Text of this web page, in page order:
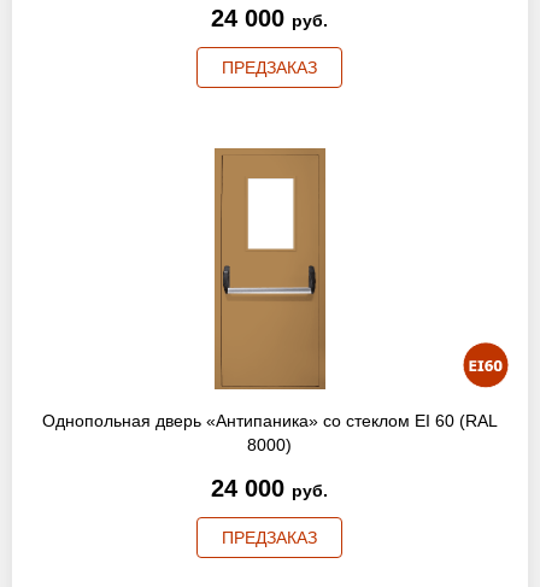
24 000 руб.
ПРЕДЗАКАЗ
Однопольная дверь «Антипаника» со стеклом EI 60 (RAL
8000)
24 000 руб.
ПРЕДЗАКАЗ